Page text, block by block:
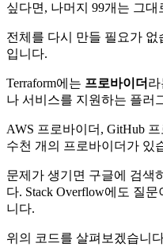
싶다면, 나머지 99개는 그
전체를 다시 만들 필요가 없
입니다.
Terraform에는 프로바이더
나 서비스를 지원하는 플러
AWS 프로바이더, GitHub
수천 개의 프로바이더가 있
문제가 생기면 구글에 검색
다. Stack Overflow에도 질
니다.
위의 코드를 살펴보겠습니